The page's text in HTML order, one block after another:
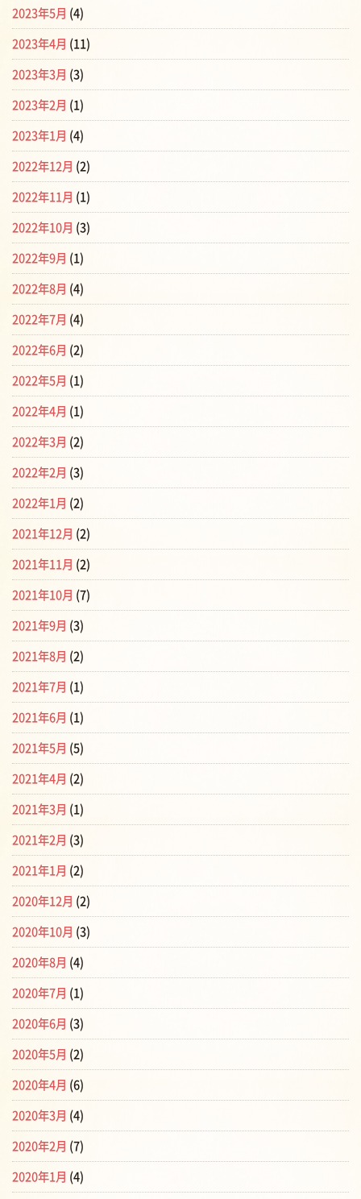
2023年5月 (4)
2023年4月 (11)
2023年3月 (3)
2023年2月 (1)
2023年1月 (4)
2022年12月 (2)
2022年11月 (1)
2022年10月 (3)
2022年9月 (1)
2022年8月 (4)
2022年7月 (4)
2022年6月 (2)
2022年5月 (1)
2022年4月 (1)
2022年3月 (2)
2022年2月 (3)
2022年1月 (2)
2021年12月 (2)
2021年11月 (2)
2021年10月 (7)
2021年9月 (3)
2021年8月 (2)
2021年7月 (1)
2021年6月 (1)
2021年5月 (5)
2021年4月 (2)
2021年3月 (1)
2021年2月 (3)
2021年1月 (2)
2020年12月 (2)
2020年10月 (3)
2020年8月 (4)
2020年7月 (1)
2020年6月 (3)
2020年5月 (2)
2020年4月 (6)
2020年3月 (4)
2020年2月 (7)
2020年1月 (4)